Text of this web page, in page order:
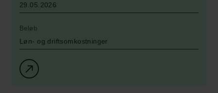
29.05.2026
Beløb
Løn- og driftsomkostninger